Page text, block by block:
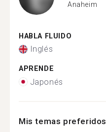
Anaheim
HABLA FLUIDO
Inglés
APRENDE
Japonés
Mis temas preferidos